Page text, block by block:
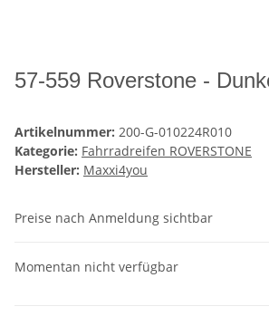
57-559 Roverstone -
Artikelnummer: 200-G-010224R010
Kategorie: Fahrradreifen ROVERSTONE
Hersteller: Maxxi4you
Preise nach Anmeldung sichtbar
Momentan nicht verfügbar